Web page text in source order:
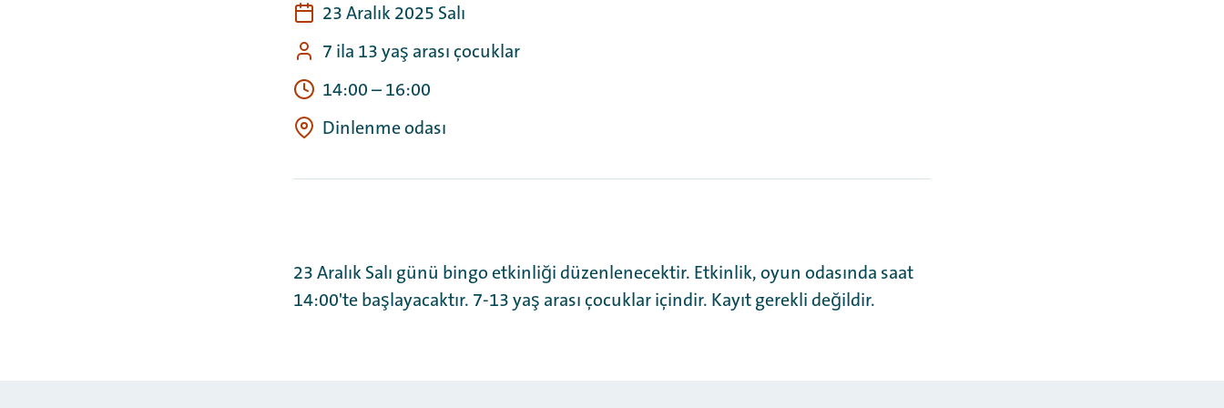
23 Aralık 2025 Salı
7 ila 13 yaş arası çocuklar
14:00 – 16:00
Dinlenme odası
23 Aralık Salı günü bingo etkinliği düzenlenecektir. Etkinlik, oyun odasında saat
14:00'te başlayacaktır. 7-13 yaş arası çocuklar içindir. Kayıt gerekli değildir.